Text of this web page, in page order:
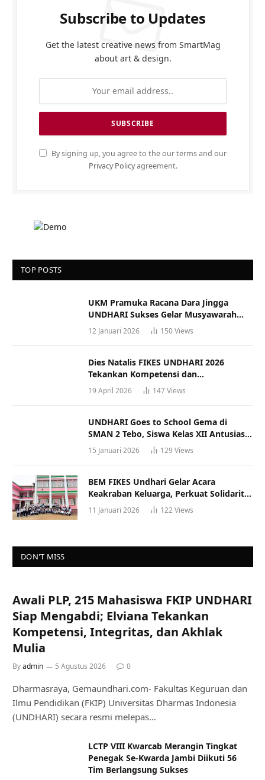
Subscribe to Updates
Get the latest creative news from SmartMag
about art & design.
By signing up, you agree to the our terms and our
Privacy Policyagreement.
TOP POSTS
UKM Pramuka Racana Dara Jingga
UNDHARI Sukses Gelar Musyawarah
Racana
12 Januari 2026 150Views
Dies Natalis FIKES UNDHARI 2026
Tekankan Kompetensi dan
Profesionalisme Tenaga Kesehatan
19 April 2026 147Views
UNDHARI Goes to School Gema di
SMAN 2 Tebo, Siswa Kelas XII Antusias
Ikuti Sosialisasi Kampus Berkualitas
15 Januari 2026 129 Views
BEM FIKES Undhari Gelar Acara
Keakraban Keluarga, Perkuat Solidaritas
dan Gaya Hidup Sehat
11 Januari 2026 122Views
DON'T MISS
Awali PLP, 215 Mahasiswa FKIP UNDHARI
Siap Mengabdi; Elviana Tekankan
Kompetensi, Integritas, dan Akhlak
Mulia
Byadmin 5 Agustus 2026 0
Dharmasraya, Gemaundhari.com- Fakultas Keguruan dan
Ilmu Pendidikan (FKIP) Universitas Dharmas Indonesia
(UNDHARI) secara resmi melepas…
LCTP VIII Kwarcab Merangin Tingkat
Penegak Se-Kwarda Jambi Diikuti 56
Tim Berlangsung Sukses